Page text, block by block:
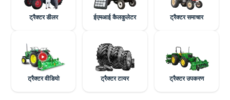
ट्रैक्टर डीलर ईएमआई कैलकुलेटर ट्रैक्टर समाचार
ट्रैक्टर वीडियो ट्रैक्टर टायर ट्रैक्टर उपकरण